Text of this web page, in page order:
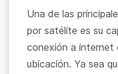
Una de las
por satélite es su
conexión a internet
ubicación. Ya sea